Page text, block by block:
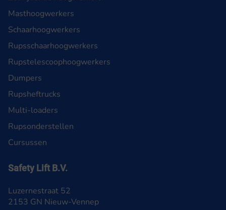
Safety Lift B.V.
Luzernestraat 52
2153 GN Nieuw-Vennep
Masthoogwerkers
Schaarhoogwerkers
Rupsschaarhoogwerkers
Rupstelescoophoogwerkers
Dumpers
Rupsheftrucks
Multi-loaders
Rupsonderstellen
Cursussen